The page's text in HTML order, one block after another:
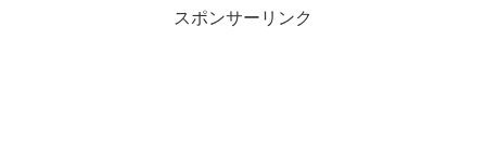
スポンサーリンク